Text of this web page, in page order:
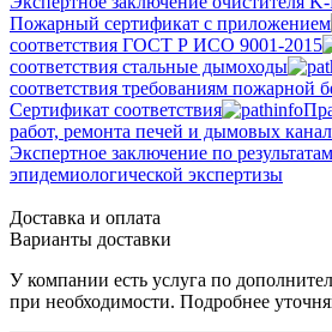
Пожарный сертификат с приложением
соответствия ГОСТ Р ИСО 9001-2015
соответствия стальные дымоходы
соответствия требованиям пожарной
Сертификат соответствия
работ, ремонта печей и дымовых
Экспертное заключение по
эпидемиологической экспертизы
Доставка и оплата
Варианты доставки
У компании есть услуга по
при необходимости. Подробнее